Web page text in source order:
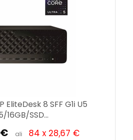
EliteDesk 8 SFF G1i U5
16GB/SSD...
€ ali 84 x 28,67 €